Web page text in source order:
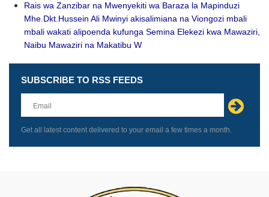
Rais wa Zanzibar na Mwenyekiti wa Baraza la Mapinduzi
Mhe.Dkt.Hussein Ali Mwinyi akisalimiana na Viongozi mbali
mbali wakati alipoenda kufunga Semina Elekezi kwa Mawaziri,
Naibu Mawaziri na Makatibu W
Leave
this
field
blank
SUBSCRIBE TO RSS FEEDS
Get all latest content delivered to your email a few times a month.